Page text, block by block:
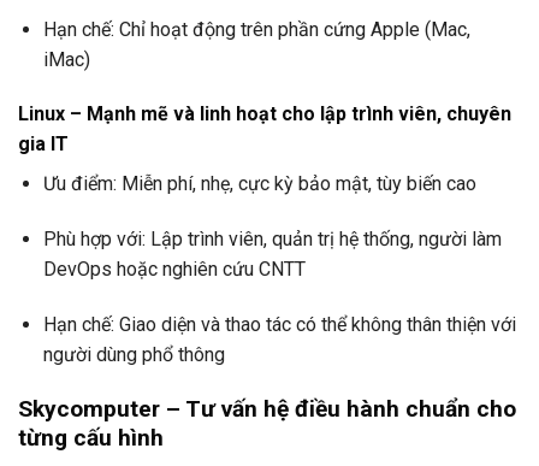
Hạn chế: Chỉ hoạt động trên phần cứng Apple (Mac,
iMac)
Linux – Mạnh mẽ và linh hoạt cho lập trình viên, chuyên
gia IT
Ưu điểm: Miễn phí, nhẹ, cực kỳ bảo mật, tùy biến cao
Phù hợp với: Lập trình viên, quản trị hệ thống, người làm
DevOps hoặc nghiên cứu CNTT
Hạn chế: Giao diện và thao tác có thể không thân thiện với
người dùng phổ thông
Skycomputer – Tư vấn hệ điều hành chuẩn cho
từng cấu hình